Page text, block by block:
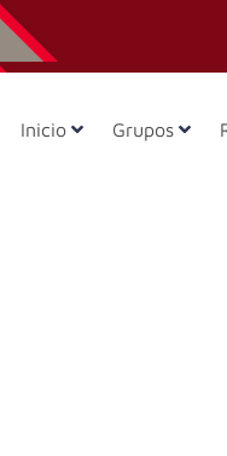
Inicio Grupos